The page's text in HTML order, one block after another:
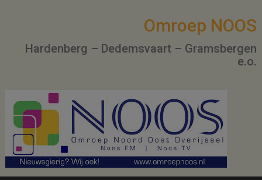
Omroep NOOS
Hardenberg – Dedemsvaart – Gramsbergen
e.o.